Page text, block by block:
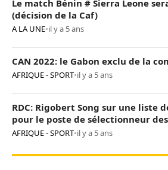
Le match Bénin # Sierra Leone
(décision de la Caf)
A LA UNE•il y a 5 ans
CAN 2022: le Gabon exclu de la
AFRIQUE - SPORT•il y a 5 ans
RDC: Rigobert Song sur une liste
pour le poste de sélectionneur
AFRIQUE - SPORT•il y a 5 ans